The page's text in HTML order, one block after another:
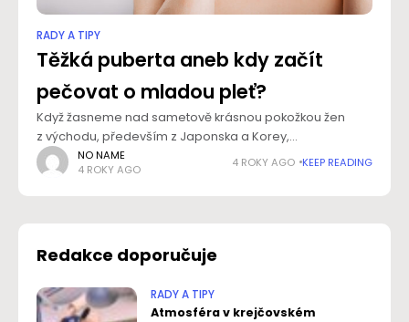
RADY A TIPY
Těžká puberta aneb kdy začít
pečovat o mladou pleť?
Když žasneme nad sametově krásnou pokožkou žen
z východu, především z Japonska a Korey,
zapomínáme většinou na to, že za jejich krásu nemohou
jen zázračné složky v kosmetice. Základní roli hraje
NO NAME
4 ROKY AGO
4 ROKY AGO KEEP READING
Redakce doporučuje
RADY A TIPY
Atmosféra v krejčovském